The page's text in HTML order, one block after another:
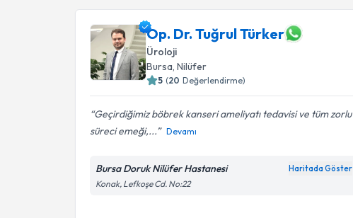
Op. Dr. Tuğrul Türker
Üroloji
Bursa, Nilüfer
5 (20 Değerlendirme)
Geçirdiğimiz böbrek kanseri ameliyatı tedavisi ve tüm zorlu
süreci emeği,...
Devamı
Bursa Doruk Nilüfer Hastanesi Haritada Göster
Konak, Lefkoşe Cd. No:22